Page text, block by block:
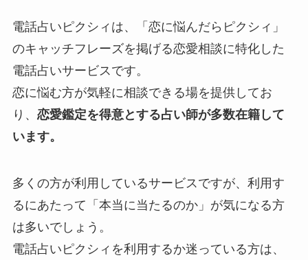
電話占いピクシィは、「恋に悩んだらピクシィ」
のキャッチフレーズを掲げる恋愛相談に特化した
電話占いサービスです。
恋に悩む方が気軽に相談できる場を提供してお
り、 恋愛鑑定を得意とする占い師が多数在籍して
います。
多くの方が利用しているサービスですが、利用す
るにあたって「本当に当たるのか」が気になる方
は多いでしょう。
電話占いピクシィを利用するか迷っている方は、